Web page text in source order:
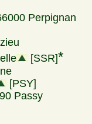
Perpignan
[SSR]*
[PSY]
Passy